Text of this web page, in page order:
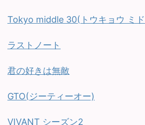
Tokyo middle 30(トウキョウ ミ
ラストノート
君の好きは無敵
GTO(ジーティーオー)
VIVANT シーズン2